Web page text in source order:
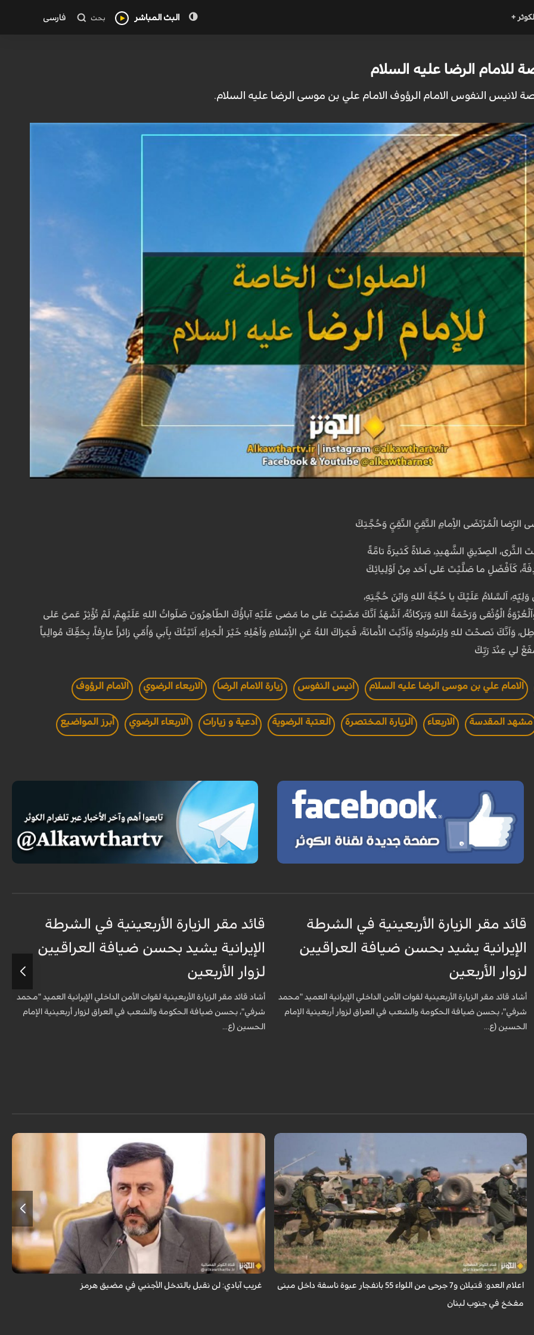
الكوثر + البث المباشر بحث فارسی
للامام الرضا عليه السلام
لانيس النفوس الامام الرؤوف الامام علي بن موسى الرضا عليه السلام.
الرِّضا الْمُرْتَضَى الاِْمامِ التَّقِيِّ النَّقِيِّ وَحُجَّتِكَ
الصِّدّيقِ الشَّهيدِ، صَلاةً كَثيرَةً تامَّةً
كَاَفْضَلِ ما صَلَّيْتَ عَلى اَحَد مِنْ اَوْلِيائِكَ
وَلِيِّهِ، اَلسَّلامُ عَلَيْكَ يا حُجَّةَ اللهِ وَابْنَ حُجَّتِهِ،
الْوُثْقى وَرَحْمَةُ اللهِ وَبَرَكاتُهُ، اَشْهَدُ اَنَّكَ مَضَيْتَ عَلى ما مَضى عَلَيْهِ آباؤُكَ الطّاهِرُونَ صَلَواتُ اللهِ عَلَيْهِمْ، لَمْ تُؤْثِرْ عَمىً عَلى
نَصَحْتَ للهِ وَلِرَسُولِهِ وَاَدَّيْتَ الاَْمانَةَ، فَجَزاكَ اللهُ عَنِ الاِْسْلامِ وَاَهْلِهِ خَيْرَ الْجَزاءِ، اَتَيْتُكَ بِاَبي وَاُمّي زائراً عارِفاً، بِحَقِّكَ مُوالِياً
لي عِنْدَ رَبِّكَ
الامام علي بن موسى الرضا عليه السلام انيس النفوس زيارة الامام الرضا الاربعاء الرضوي الامام الرؤوف
مشهد المقدسة الاربعاء الزيارة المختصرة العتبة الرضوية ادعية و زيارات الاربعاء الرضوي أبرز المواضيع
قائد مقر الزيارة الأربعينية في الشرطة
الإيرانية يشيد بحسن ضيافة العراقيين
لزوار الأربعين
أشاد قائد مقر الزيارة الأربعينية لقوات الأمن الداخلي الإيرانية العميد "محمد
شرفي"، بحسن ضيافة الحكومة والشعب في العراق لزوار أربعينية الإمام
الحسين (ع...
قائد مقر الزيارة الأربعينية في الشرطة
الإيرانية يشيد بحسن ضيافة العراقيين
لزوار الأربعين
أشاد قائد مقر الزيارة الأربعينية لقوات الأمن الداخلي الإيرانية العميد "محمد
شرفي"، بحسن ضيافة الحكومة والشعب في العراق لزوار أربعينية الإمام
الحسين (ع...
اعلنت وسائل إعلام إسرائيليّة اليوم الاربعاء سقوط قتيلين و7 جرحى من اللواء 55
بانفجار عبوة ناسفة داخل مبنى مفخخ في جنوب لبنان.
اعلام العدو: قتيلان و7 جرحى من اللواء 55 بانفجار عبوة ناسفة داخل مبنى
مفخخ في جنوب لبنان
قال نائب وزير الخارجية الإيراني كاظم غريب آبادي، إن إيران لن تقبل بالتدخل
الأجنبي في مضيق هرمز.
غريب آبادي: لن نقبل بالتدخل الأجنبي في مضيق هرمز